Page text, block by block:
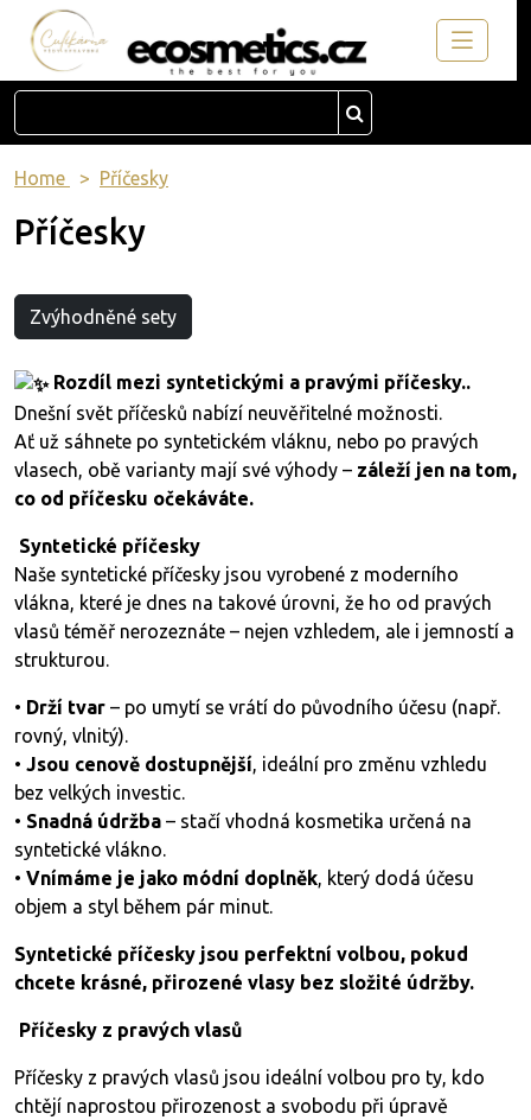
Home Příčesky
Příčesky
Zvýhodněné sety
Rozdíl mezi syntetickými a pravými příčesky..
Dnešní svět příčesků nabízí neuvěřitelné možnosti.
Ať už sáhnete po syntetickém vláknu, nebo po pravých
vlasech, obě varianty mají své výhody – záleží jen na tom,
co od příčesku očekáváte.
Syntetické příčesky
Naše syntetické příčesky jsou vyrobené z moderního
vlákna, které je dnes na takové úrovni, že ho od pravých
vlasů téměř nerozeznáte – nejen vzhledem, ale i jemností a
strukturou.
• Drží tvar – po umytí se vrátí do původního účesu (např.
rovný, vlnitý).
• Jsou cenově dostupnější, ideální pro změnu vzhledu
bez velkých investic.
• Snadná údržba – stačí vhodná kosmetika určená na
syntetické vlákno.
• Vnímáme je jako módní doplněk, který dodá účesu
objem a styl během pár minut.
Syntetické příčesky jsou perfektní volbou, pokud
chcete krásné, přirozené vlasy bez složité údržby.
Příčesky z pravých vlasů
Příčesky z pravých vlasů jsou ideální volbou pro ty, kdo
chtějí naprostou přirozenost a svobodu při úpravě